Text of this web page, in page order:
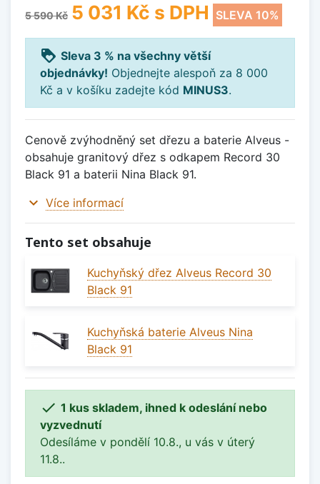
5 590 Kč 5 031 Kč s DPH SLEVA 10%
loyalty Sleva 3 % na všechny větší
objednávky! Objednejte alespoň za 8 000
Kč a v košíku zadejte kód MINUS3.
Cenově zvýhodněný set dřezu a baterie Alveus -
obsahuje granitový dřez s odkapem Record 30
Black 91 a baterii Nina Black 91.
expand_more Více informací
Tento set obsahuje
Kuchyňský dřez Alveus Record 30
Black 91
Kuchyňská baterie Alveus Nina
Black 91
 1 kus skladem, ihned k odeslání nebo
vyzvednutí
Odesíláme v pondělí 10.8., u vás v úterý
11.8..